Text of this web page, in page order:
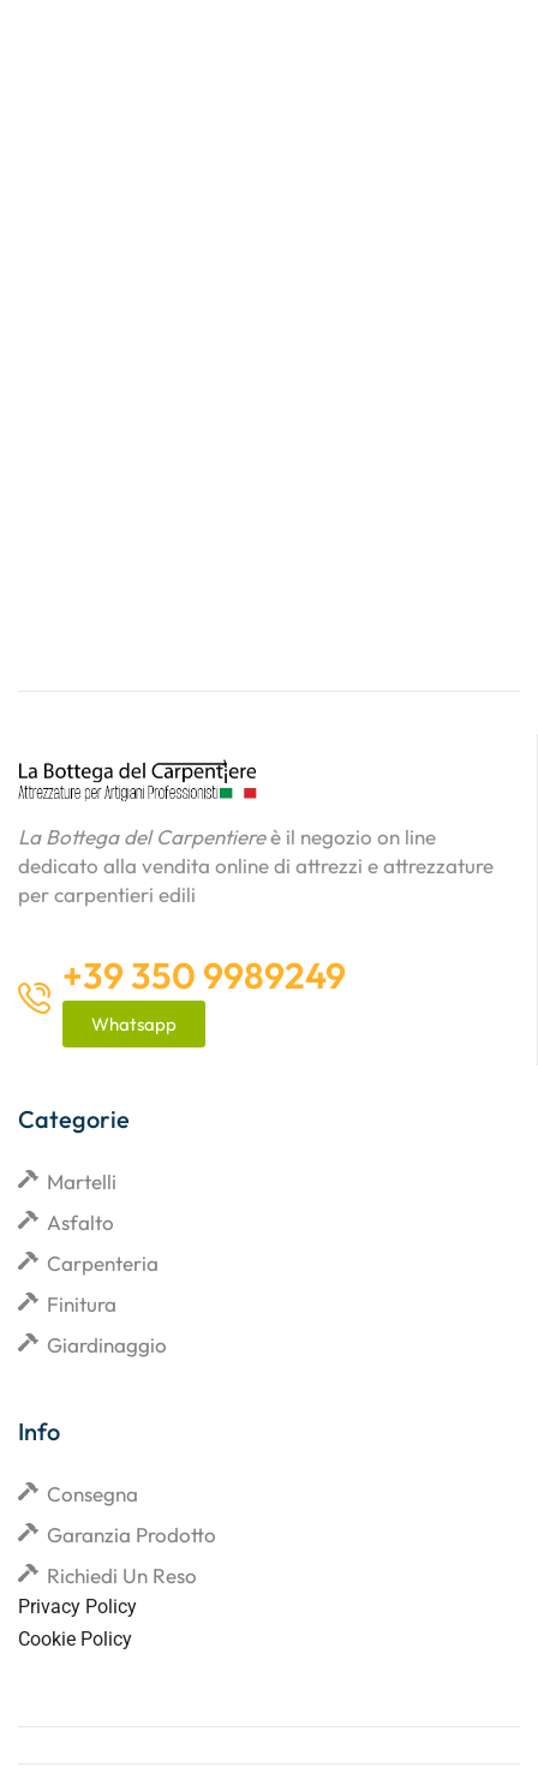
La Bottega del Carpentiereè il negozio on line
dedicato alla vendita online di attrezzi e attrezzature
per carpentieri edili
+39 350 9989249
Whatsapp
Categorie
Martelli
Asfalto
Carpenteria
Finitura
Giardinaggio
Info
Consegna
Garanzia Prodotto
Richiedi Un Reso
Privacy Policy
Cookie Policy